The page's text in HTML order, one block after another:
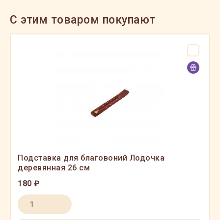
C этим товаром покупают
Подставка для благовоний Лодочка
деревянная 26 см
180 ₽